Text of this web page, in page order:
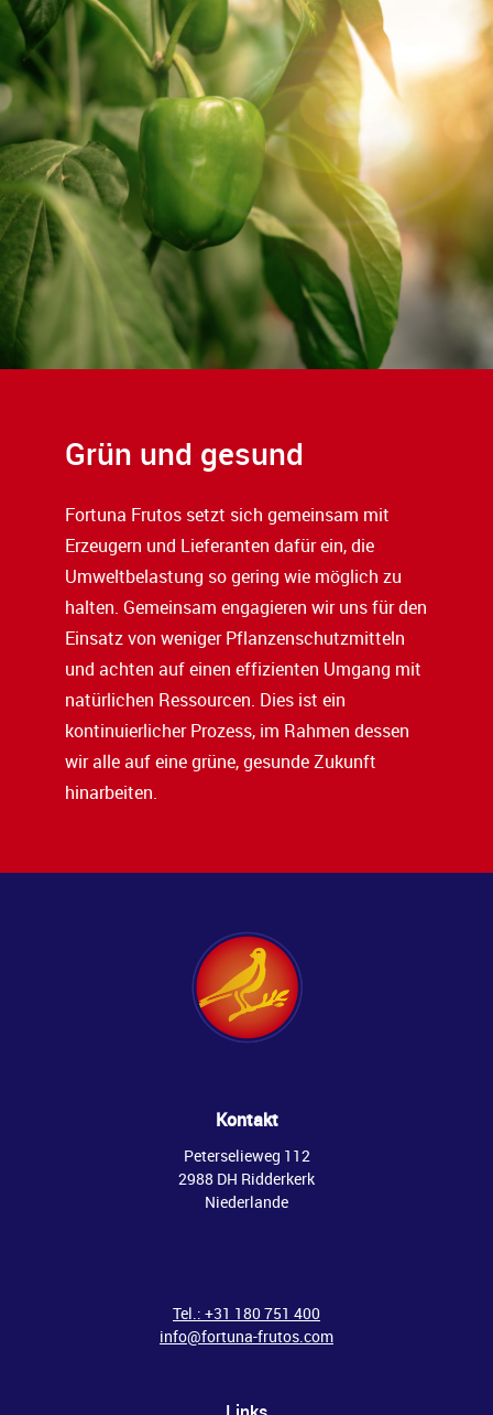
Grün und gesund
Fortuna Frutos setzt sich gemeinsam mit
Erzeugern und Lieferanten dafür ein, die
Umweltbelastung so gering wie möglich zu
halten. Gemeinsam engagieren wir uns für den
Einsatz von weniger Pflanzenschutzmitteln
und achten auf einen effizienten Umgang mit
natürlichen Ressourcen. Dies ist ein
kontinuierlicher Prozess, im Rahmen dessen
wir alle auf eine grüne, gesunde Zukunft
hinarbeiten.
Kontakt
Peterselieweg 112
2988 DH Ridderkerk
Niederlande
Tel.: +31 180 751 400
info@fortuna-frutos.com